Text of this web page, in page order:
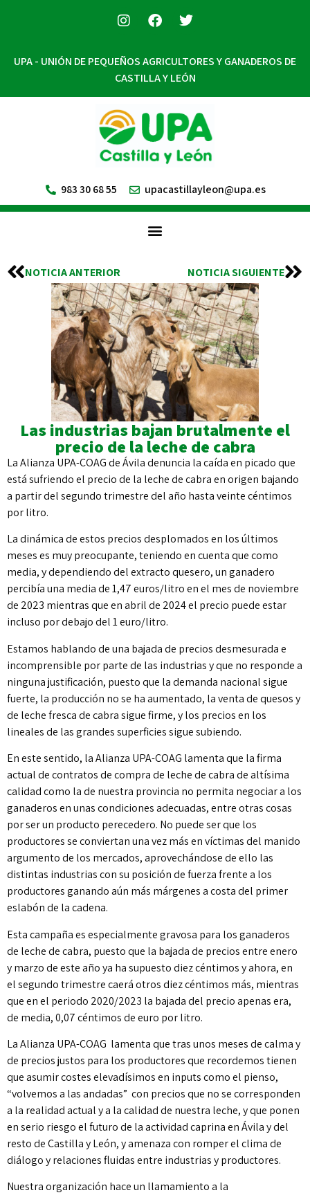
UPA - UNIÓN DE PEQUEÑOS AGRICULTORES Y GANADEROS DE
CASTILLA Y LEÓN
983 30 68 55 upacastillayleon@upa.es
NOTICIA ANTERIOR NOTICIA SIGUIENTE
Las industrias bajan brutalmente el
precio de la leche de cabra
La Alianza UPA-COAG de Ávila denuncia la caída en picado que
está sufriendo el precio de la leche de cabra en origen bajando
a partir del segundo trimestre del año hasta veinte céntimos
por litro.
La dinámica de estos precios desplomados en los últimos
meses es muy preocupante, teniendo en cuenta que como
media, y dependiendo del extracto quesero, un ganadero
percibía una media de 1,47 euros/litro en el mes de noviembre
de 2023 mientras que en abril de 2024 el precio puede estar
incluso por debajo del 1 euro/litro.
Estamos hablando de una bajada de precios desmesurada e
incomprensible por parte de las industrias y que no responde a
ninguna justificación, puesto que la demanda nacional sigue
fuerte, la producción no se ha aumentado, la venta de quesos y
de leche fresca de cabra sigue firme, y los precios en los
lineales de las grandes superficies sigue subiendo.
En este sentido, la Alianza UPA-COAG lamenta que la firma
actual de contratos de compra de leche de cabra de altísima
calidad como la de nuestra provincia no permita negociar a los
ganaderos en unas condiciones adecuadas, entre otras cosas
por ser un producto perecedero. No puede ser que los
productores se conviertan una vez más en víctimas del manido
argumento de los mercados, aprovechándose de ello las
distintas industrias con su posición de fuerza frente a los
productores ganando aún más márgenes a costa del primer
eslabón de la cadena.
Esta campaña es especialmente gravosa para los ganaderos
de leche de cabra, puesto que la bajada de precios entre enero
y marzo de este año ya ha supuesto diez céntimos y ahora, en
el segundo trimestre caerá otros diez céntimos más, mientras
que en el periodo 2020/2023 la bajada del precio apenas era,
de media, 0,07 céntimos de euro por litro.
La Alianza UPA-COAG lamenta que tras unos meses de calma y
de precios justos para los productores que recordemos tienen
que asumir costes elevadísimos en inputs como el pienso,
“volvemos a las andadas” con precios que no se corresponden
a la realidad actual y a la calidad de nuestra leche, y que ponen
en serio riesgo el futuro de la actividad caprina en Ávila y del
resto de Castilla y León, y amenaza con romper el clima de
diálogo y relaciones fluidas entre industrias y productores.
Nuestra organización hace un llamamiento a la